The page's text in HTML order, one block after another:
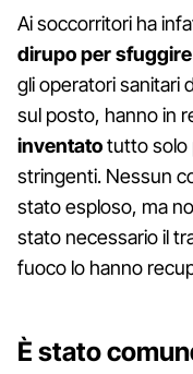
Ai soccorritori ha
dirupo per
gli operatori sanitari
sul posto, hanno in
inventatotutto solo
stringenti. Nessun
stato esploso, ma
stato necessario il
fuoco lo hanno
È stato